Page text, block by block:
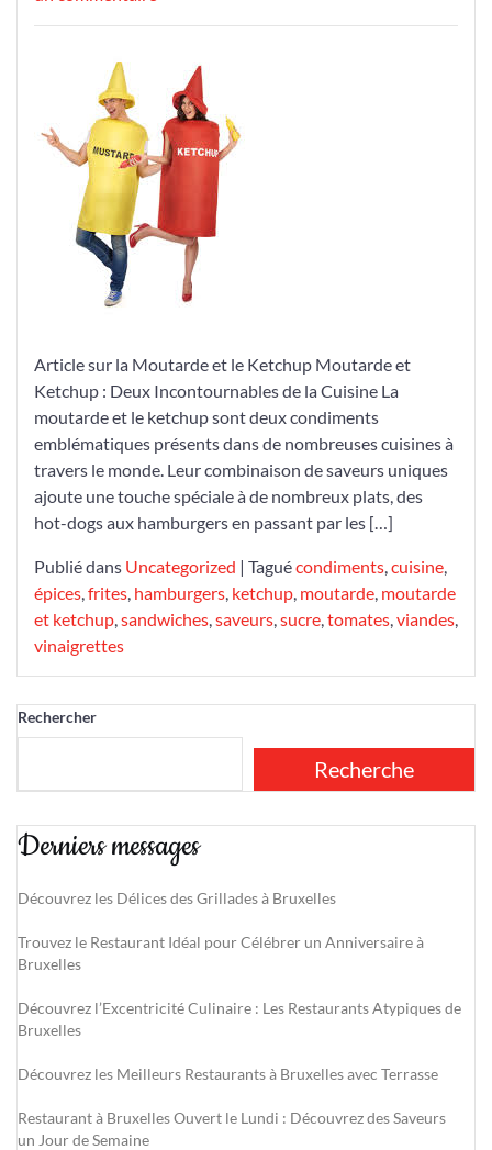
Moutarde
et
du
Ketchup
:
Deux
Condiments
Incontournables
la
Cuisine
Article sur la Moutarde et le Ketchup Moutarde et
Ketchup : Deux Incontournables de la Cuisine La
moutarde et le ketchup sont deux condiments
emblématiques présents dans de nombreuses cuisines à
travers le monde. Leur combinaison de saveurs uniques
ajoute une touche spéciale à de nombreux plats, des
hot-dogs aux hamburgers en passant par les […]
Publié dans Uncategorized | Taguécondiments,cuisine,
épices,frites, hamburgers, ketchup, moutarde, moutarde
et ketchup,sandwiches,saveurs,sucre,tomates,viandes,
vinaigrettes
Rechercher
Recherche
Derniers messages
Découvrez les Délices des Grillades à Bruxelles
Trouvez le Restaurant Idéal pour Célébrer un Anniversaire à
Bruxelles
Découvrez l’Excentricité Culinaire : Les Restaurants Atypiques de
Bruxelles
Découvrez les Meilleurs Restaurants à Bruxelles avec Terrasse
Restaurant à Bruxelles Ouvert le Lundi : Découvrez des Saveurs
un Jour de Semaine